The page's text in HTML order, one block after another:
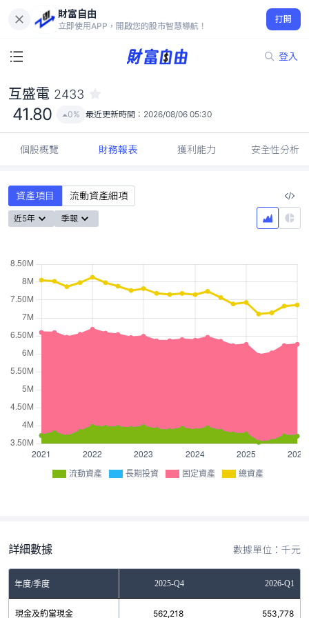
財富自由
立即使用APP，開啟您的股市智慧導航！
打開
登入
41.80
0%
互盛電 2433
41.80 0% 最近更新時間： 2026/08/06 05:30
個股概覽 財務報表 獲利能力 安全性分析
資產項目 流動資產細項
近5年 季報
流動資產 長期投資 固定資產 總資產
詳細數據 數據單位：千元
年度/季度2025-Q3 2025-Q4 2026-Q1
現金及約當現金
457,743 562,218 553,778